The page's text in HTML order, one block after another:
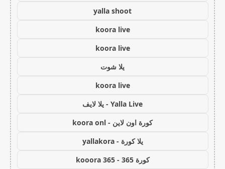
yalla shoot
koora live
koora live
يلا شوت
koora live
Yalla Live - يلا لايف
كورة اون لاين - koora onl
يلا كورة - yallakora
كورة 365 - kooora 365